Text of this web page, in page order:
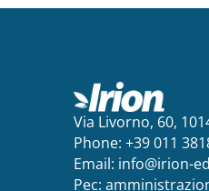
Via Livorno, 60,
Phone: +39 011
Email: info@irion-
Pec: